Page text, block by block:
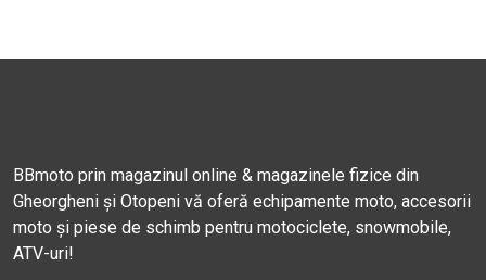
BBmoto prin magazinul online & magazinele fizice din
Gheorgheni și Otopeni vă oferă echipamente moto, accesorii
moto și piese de schimb pentru motociclete, snowmobile,
ATV-uri!